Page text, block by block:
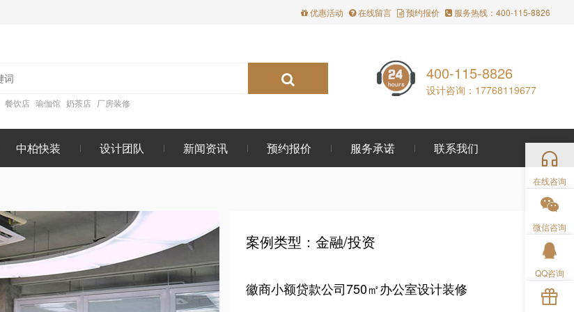
优惠活动 在线留言 预约报价 服务热线：400-115-8826
餐饮店 瑜伽馆 奶茶店 厂房装修
400-115-8826
设计咨询：17768119677
中柏快装 设计团队 新闻资讯 预约报价 服务承诺 联系我们
案例类型：金融/投资
徽商小额贷款公司750㎡办公室设计装修
在线咨询
微信咨询
QQ咨询